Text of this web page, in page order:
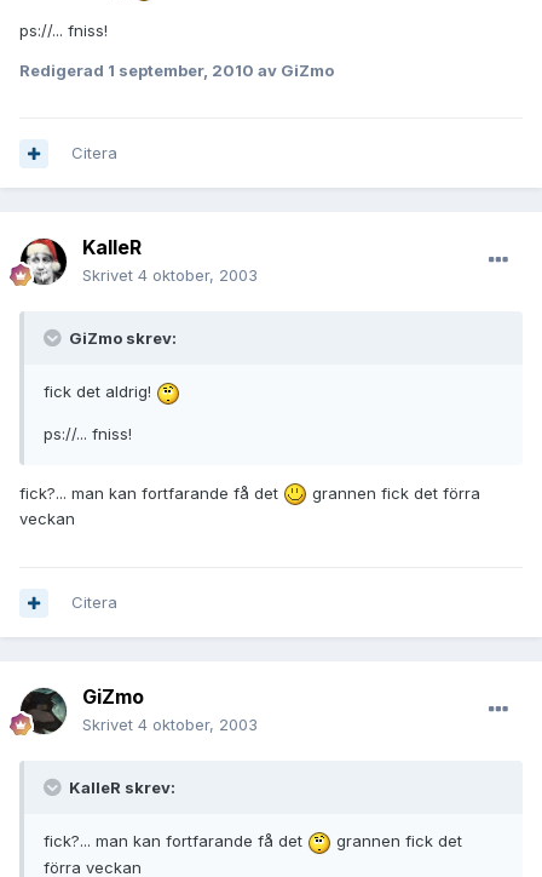
ps://... fniss!
Redigerad 1 september, 2010 av GiZmo
Citera
KalleR
Skrivet 4 oktober, 2003
GiZmo skrev:
fick det aldrig!
ps://... fniss!
fick?... man kan fortfarande få det
grannen fick det förra
veckan
Citera
GiZmo
Skrivet 4 oktober, 2003
KalleR skrev:
fick?... man kan fortfarande få det
grannen fick det
förra veckan